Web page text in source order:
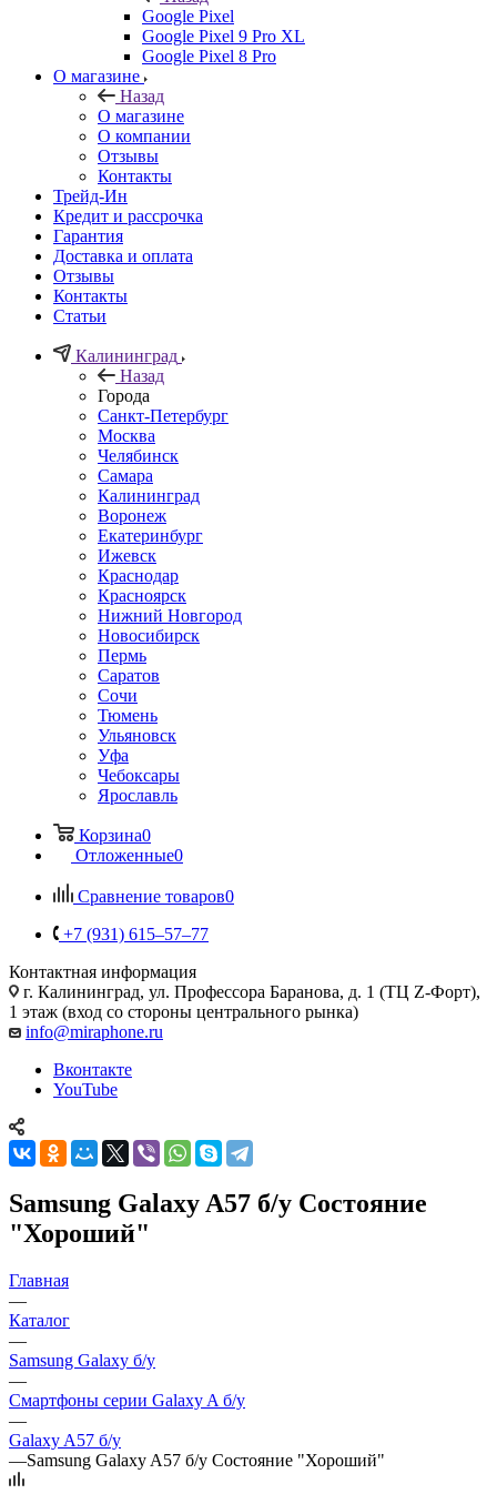
Google Pixel
Google Pixel 9 Pro XL
Google Pixel 8 Pro
О магазине
Назад
О магазине
О компании
Отзывы
Контакты
Трейд-Ин
Кредит и рассрочка
Гарантия
Доставка и оплата
Отзывы
Контакты
Статьи
Калининград
Назад
Города
Санкт-Петербург
Москва
Челябинск
Самара
Калининград
Воронеж
Екатеринбург
Ижевск
Краснодар
Красноярск
Нижний Новгород
Новосибирск
Пермь
Саратов
Сочи
Тюмень
Ульяновск
Уфа
Чебоксары
Ярославль
Корзина0
Отложенные0
Сравнение товаров0
+7 (931) 615‒57‒77
Контактная информация
г. Калининград, ул. Профессора Баранова, д. 1 (ТЦ Z-Форт),
1 этаж (вход со стороны центрального рынка)
info@miraphone.ru
Вконтакте
YouTube
Samsung Galaxy A57 б/у Состояние
"Хороший"
Главная
—
Каталог
—
Samsung Galaxy б/у
—
Смартфоны серии Galaxy A б/у
—
Galaxy A57 б/у
—Samsung Galaxy A57 б/у Состояние "Хороший"